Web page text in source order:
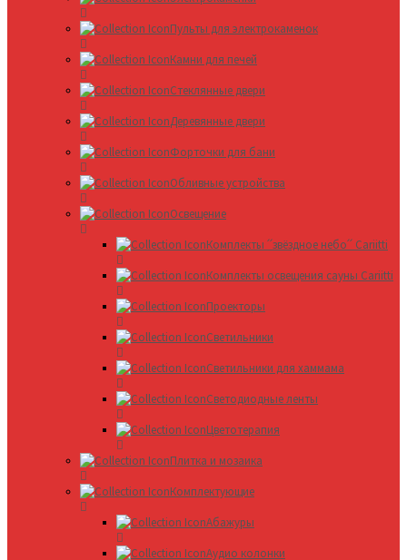
Пульты для электрокаменок
Камни для печей
Стеклянные двери
Деревянные двери
Форточки для бани
Обливные устройства
Освещение
Комплекты ՛՛звёздное небо՛՛ Cariitti
Комплекты освещения сауны Cariitti
Проекторы
Светильники
Светильники для хаммама
Светодиодные ленты
Цветотерапия
Плитка и мозаика
Комплектующие
Абажуры
Аудио колонки